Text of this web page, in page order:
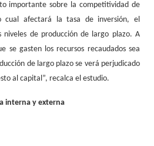
importante sobre la competitividad de
cual afectará la tasa de inversión, el
niveles de producción de largo plazo. A
se gasten los recursos recaudados sea
de largo plazo se verá perjudicado
al capital”, recalca el estudio.
interna y externa